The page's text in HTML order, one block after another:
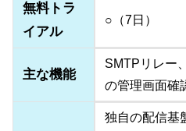
無料トラ
イアル
○（7日）
主な機能
SMTPリレー
の管理画面確
独自の配信基